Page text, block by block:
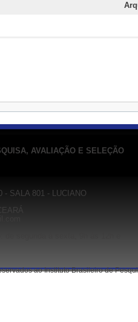
AVALIAÇÃO E SELEÇÃO
- SALA 801 - LUCIANO
ao Instituto Brasileiro de